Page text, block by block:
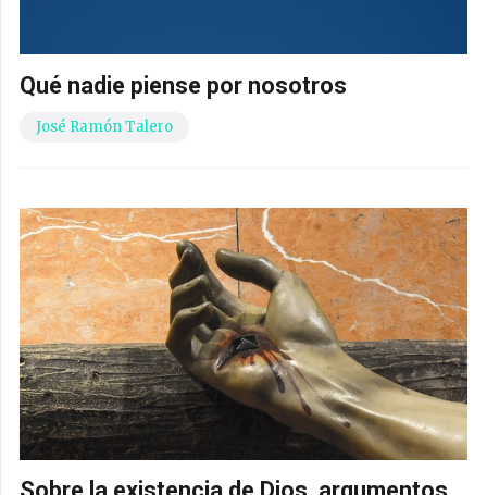
Qué nadie piense por nosotros
José Ramón Talero